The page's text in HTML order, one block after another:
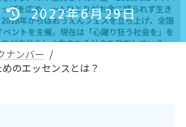
最
終
更
新
2022年6月29日
ナンバー
のエッセンスとは？